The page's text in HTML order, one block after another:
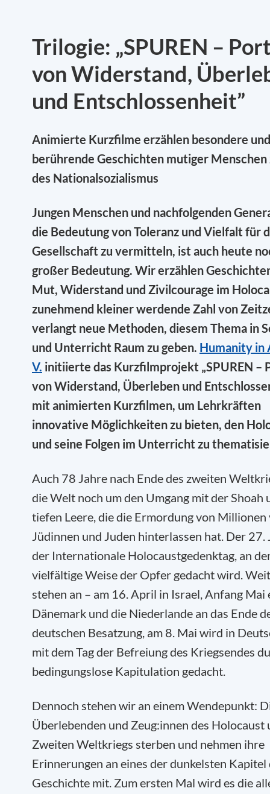
Trilogie: „SPUREN –
von Widerstand,
und Entschlossenheit”
Animierte Kurzfilme erzählen besondere und
berührende Geschichten mutiger
des Nationalsozialismus
Jungen Menschen und nachfolgenden
die Bedeutung von Toleranz und Vielfalt für
Gesellschaft zu vermitteln, ist auch heute
großer Bedeutung. Wir erzählen
Mut, Widerstand und Zivilcourage im
zunehmend kleiner werdende Zahl von
verlangt neue Methoden, diesem Thema in
und Unterricht Raum zu geben. Humanity in
V. initiierte das Kurzfilmprojekt „SPUREN –
von Widerstand, Überleben und
mit animierten Kurzfilmen, um Lehrkräften
innovative Möglichkeiten zu bieten, den
und seine Folgen im Unterricht zu
Auch 78 Jahre nach Ende des zweiten
die Welt noch um den Umgang mit der Shoah
tiefen Leere, die die Ermordung von Millionen
Jüdinnen und Juden hinterlassen hat. Der 27.
der Internationale Holocaustgedenktag, an
vielfältige Weise der Opfer gedacht wird.
stehen an – am 16. April in Israel, Anfang Mai
Dänemark und die Niederlande an das Ende
deutschen Besatzung, am 8. Mai wird in
mit dem Tag der Befreiung des Kriegsendes
bedingungslose Kapitulation gedacht.
Dennoch stehen wir an einem Wendepunkt:
Überlebenden und Zeug:innen des Holocaust
Zweiten Weltkriegs sterben und nehmen ihre
Erinnerungen an eines der dunkelsten Kapitel
Geschichte mit. Zum ersten Mal wird es die